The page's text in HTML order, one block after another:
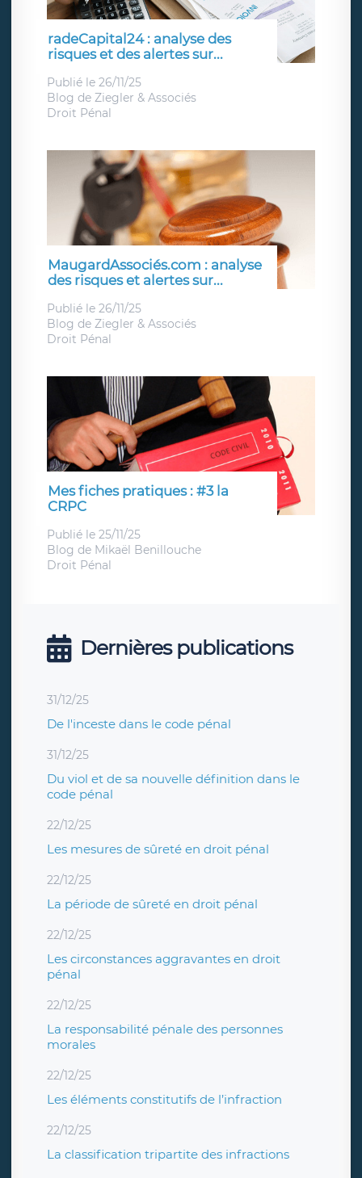
radeCapital24 : analyse des
risques et des alertes sur...
Publié le 26/11/25
Blog de Ziegler & Associés
Droit Pénal
MaugardAssociés.com : analyse
des risques et alertes sur...
Publié le 26/11/25
Blog de Ziegler & Associés
Droit Pénal
Mes fiches pratiques : #3 la
CRPC
Publié le 25/11/25
Blog de Mikaël Benillouche
Droit Pénal
Dernières publications
31/12/25
De l'inceste dans le code pénal
31/12/25
Du viol et de sa nouvelle définition dans le
code pénal
22/12/25
Les mesures de sûreté en droit pénal
22/12/25
La période de sûreté en droit pénal
22/12/25
Les circonstances aggravantes en droit
pénal
22/12/25
La responsabilité pénale des personnes
morales
22/12/25
Les éléments constitutifs de l’infraction
22/12/25
La classification tripartite des infractions